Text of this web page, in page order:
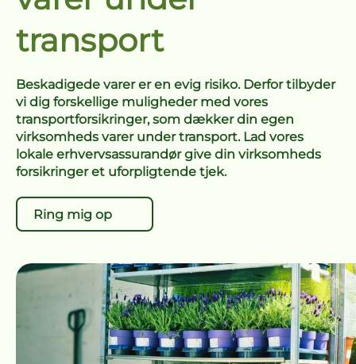
transport
Beskadigede varer er en evig risiko. Derfor tilbyder
vi dig forskellige muligheder med vores
transportforsikringer, som dækker din egen
virksomheds varer under transport. Lad vores
lokale erhvervsassurandør give din virksomheds
forsikringer et uforpligtende tjek.
Ring mig op